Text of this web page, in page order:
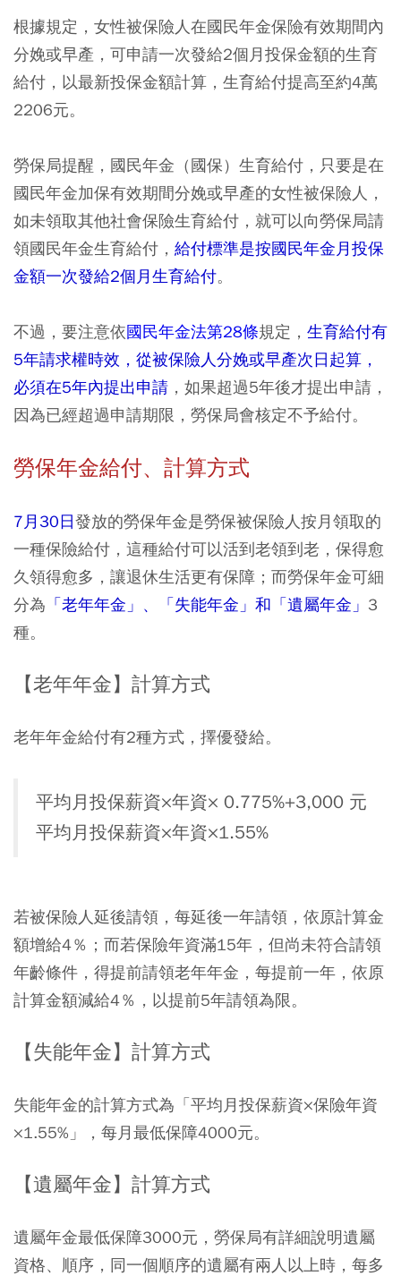
根據規定，女性被保險人在國民年金保險有效期間內
分娩或早產，可申請一次發給2個月投保金額的生育
給付，以最新投保金額計算，生育給付提高至約4萬
2206元。
勞保局提醒，國民年金（國保）生育給付，只要是在
國民年金加保有效期間分娩或早產的女性被保險人，
如未領取其他社會保險生育給付，就可以向勞保局請
領國民年金生育給付， 給付標準是按國民年金月投保
金額一次發給2個月生育給付。
不過，要注意依國民年金法第28條規定， 生育給付有
5年請求權時效，從被保險人分娩或早產次日起算，
必須在5年內提出申請 ，如果超過5年後才提出申請，
因為已經超過申請期限，勞保局會核定不予給付。
勞保年金給付、計算方式
7月30日發放的勞保年金是勞保被保險人按月領取的
一種保險給付，這種給付可以活到老領到老，保得愈
久領得愈多，讓退休生活更有保障；而勞保年金可細
分為 「老年年金」、「失能年金」和「遺屬年金」 3
種。
【老年年金】計算方式
老年年金給付有2種方式，擇優發給。
平均月投保薪資×年資× 0.775%+3,000 元
平均月投保薪資×年資×1.55%
若被保險人延後請領，每延後一年請領，依原計算金
額增給4％；而若保險年資滿15年，但尚未符合請領
年齡條件，得提前請領老年年金，每提前一年，依原
計算金額減給4％，以提前5年請領為限。
【失能年金】計算方式
失能年金的計算方式為「平均月投保薪資×保險年資
×1.55%」，每月最低保障4000元。
【遺屬年金】計算方式
遺屬年金最低保障3000元，勞保局有詳細說明遺屬
資格、順序，同一個順序的遺屬有兩人以上時，每多